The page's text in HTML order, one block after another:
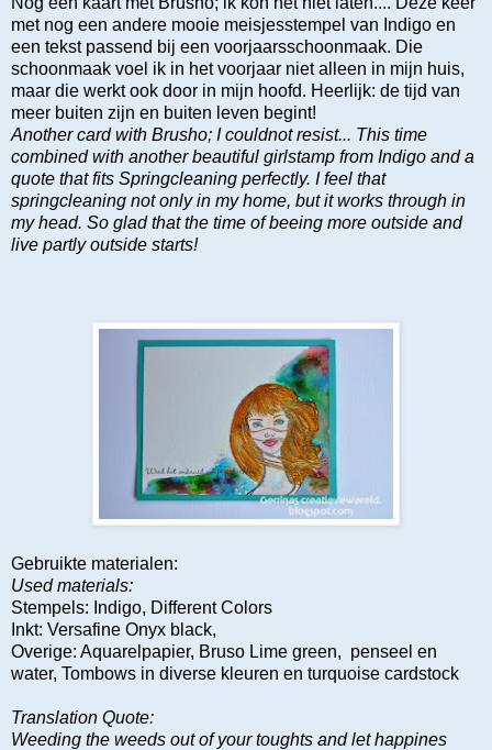
met nog een andere mooie meisjesstempel van Indigo en
een tekst passend bij een voorjaarsschoonmaak. Die
schoonmaak voel ik in het voorjaar niet alleen in mijn huis,
maar die werkt ook door in mijn hoofd. Heerlijk: de tijd van
meer buiten zijn en buiten leven begint!
Another card with Brusho; I couldnot resist... This time
combined with another beautiful girlstamp from Indigo and a
quote that fits Springcleaning perfectly. I feel that
springcleaning not only in my home, but it works through in
my head. So glad that the time of beeing more outside and
live partly outside starts!
Gebruikte materialen:
Used materials:
Stempels: Indigo, Different Colors
Inkt: Versafine Onyx black,
Overige: Aquarelpapier, Bruso Lime green, penseel en
water, Tombows in diverse kleuren en turquoise cardstock
Translation Quote:
Weeding the weeds out of your toughts and let happines